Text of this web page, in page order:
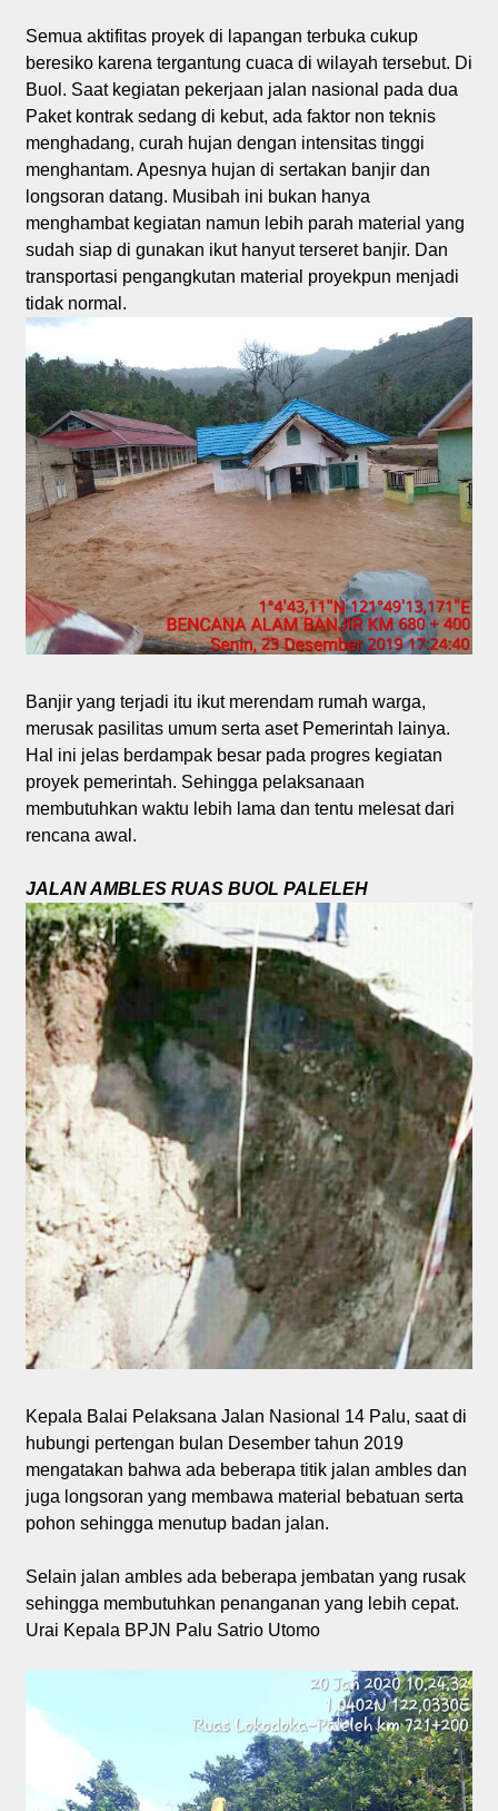
Semua aktifitas proyek di lapangan terbuka cukup
beresiko karena tergantung cuaca di wilayah tersebut. Di
Buol. Saat kegiatan pekerjaan jalan nasional pada dua
Paket kontrak sedang di kebut, ada faktor non teknis
menghadang, curah hujan dengan intensitas tinggi
menghantam. Apesnya hujan di sertakan banjir dan
longsoran datang. Musibah ini bukan hanya
menghambat kegiatan namun lebih parah material yang
sudah siap di gunakan ikut hanyut terseret banjir. Dan
transportasi pengangkutan material proyekpun menjadi
tidak normal.
Banjir yang terjadi itu ikut merendam rumah warga,
merusak pasilitas umum serta aset Pemerintah lainya.
Hal ini jelas berdampak besar pada progres kegiatan
proyek pemerintah. Sehingga pelaksanaan
membutuhkan waktu lebih lama dan tentu melesat dari
rencana awal.
JALAN AMBLES RUAS BUOL PALELEH
Kepala Balai Pelaksana Jalan Nasional 14 Palu, saat di
hubungi pertengan bulan Desember tahun 2019
mengatakan bahwa ada beberapa titik jalan ambles dan
juga longsoran yang membawa material bebatuan serta
pohon sehingga menutup badan jalan.
Selain jalan ambles ada beberapa jembatan yang rusak
sehingga membutuhkan penanganan yang lebih cepat.
Urai Kepala BPJN Palu Satrio Utomo